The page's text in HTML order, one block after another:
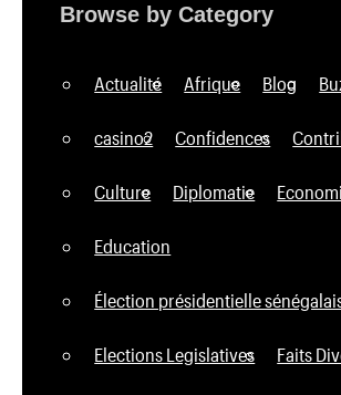
Browse by Category
Actualité Afrique Blog
casino2 Confidences
Culture Diplomatie
Education
Élection présidentielle
Elections Legislatives Faits